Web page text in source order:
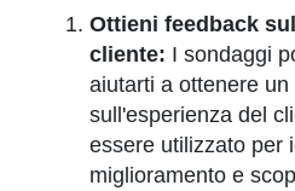
Ottieni feedback
cliente: I sondaggi
aiutarti a ottenere
sull'esperienza del
essere utilizzato per
miglioramento e